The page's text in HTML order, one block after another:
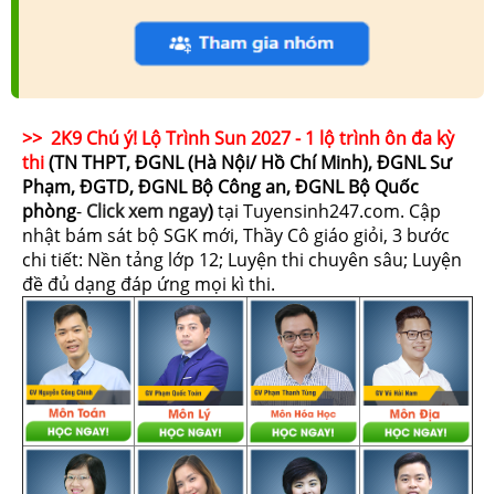
>> 2K9 Chú ý! Lộ Trình Sun 2027 - 1 lộ trình ôn đa kỳ
thi(TN THPT, ĐGNL (Hà Nội/ Hồ Chí Minh), ĐGNL Sư
Phạm, ĐGTD, ĐGNL Bộ Công an, ĐGNL Bộ Quốc
phòng- Click xem ngay)tại Tuyensinh247.com. Cập
nhật bám sát bộ SGK mới, Thầy Cô giáo giỏi, 3 bước
chi tiết: Nền tảng lớp 12; Luyện thi chuyên sâu; Luyện
đề đủ dạng đáp ứng mọi kì thi.